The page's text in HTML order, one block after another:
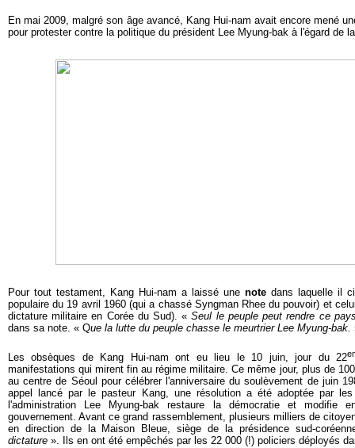
En mai 2009, malgré son âge avancé, Kang Hui-nam avait encore mené
pour protester contre la politique du président Lee Myung-bak à l'égard de
Pour tout testament, Kang Hui-nam a laissé une note dans laquelle il
populaire du 19 avril 1960 (qui a chassé Syngman Rhee du pouvoir) et
dictature militaire en Corée du Sud). «Seul le peuple peut rendre ce
dans sa note. « Que la lutte du peuple chasse le meurtrier Lee Myung-bak.
Les obsèques de Kang Hui-nam ont eu lieu le 10 juin, jour du 22
manifestations qui mirent fin au régime militaire. Ce même jour, plus de
au centre de Séoul pour célébrer l'anniversaire du soulèvement de juin
appel lancé par le pasteur Kang, une résolution a été adoptée par
l'administration Lee Myung-bak restaure la démocratie et modifie
gouvernement. Avant ce grand rassemblement, plusieurs milliers de
en direction de la Maison Bleue, siège de la présidence sud-
dictature ». Ils en ont été empêchés par les 22 000 (!) policiers déployés